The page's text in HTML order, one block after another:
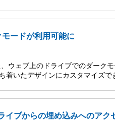
ードが利用可能に
ウェブ上のドライブでのダーク
着いたデザインにカスタマイズ
ブからの埋め込みへのアク